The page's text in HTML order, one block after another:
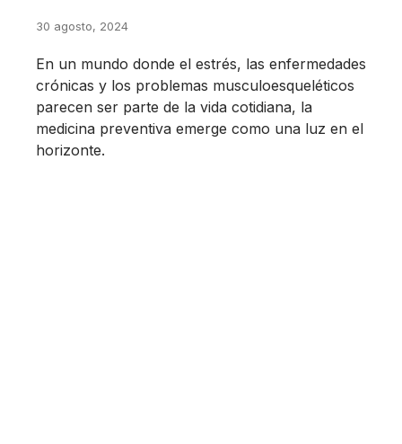
30 agosto, 2024
En un mundo donde el estrés, las enfermedades
crónicas y los problemas musculoesqueléticos
parecen ser parte de la vida cotidiana, la
medicina preventiva emerge como una luz en el
horizonte.